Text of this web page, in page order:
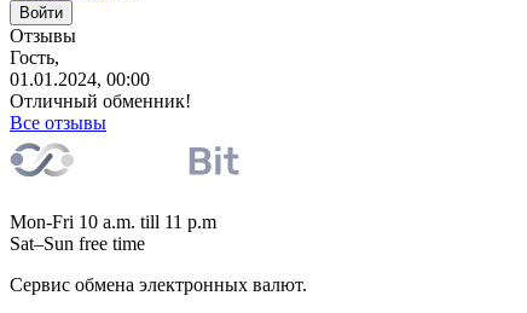
Отзывы
Гость,
01.01.2024, 00:00
Отличный обменник!
Все отзывы
Mon-Fri 10 a.m. till 11 p.m
Sat–Sun free time
Сервис обмена электронных валют.